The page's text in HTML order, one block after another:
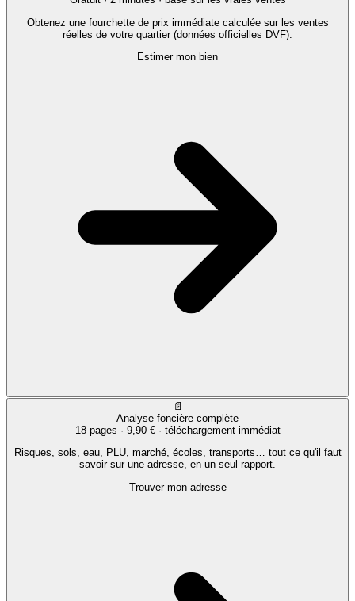
Obtenez une fourchette de prix immédiate calculée sur les ventes
réelles de votre quartier (données officielles DVF).
Estimer mon bien
📄
Analyse foncière complète
18 pages · 9,90 €· téléchargement immédiat
Risques, sols, eau, PLU, marché, écoles, transports… tout ce qu'il faut
savoir sur une adresse, en un seul rapport.
Trouver mon adresse